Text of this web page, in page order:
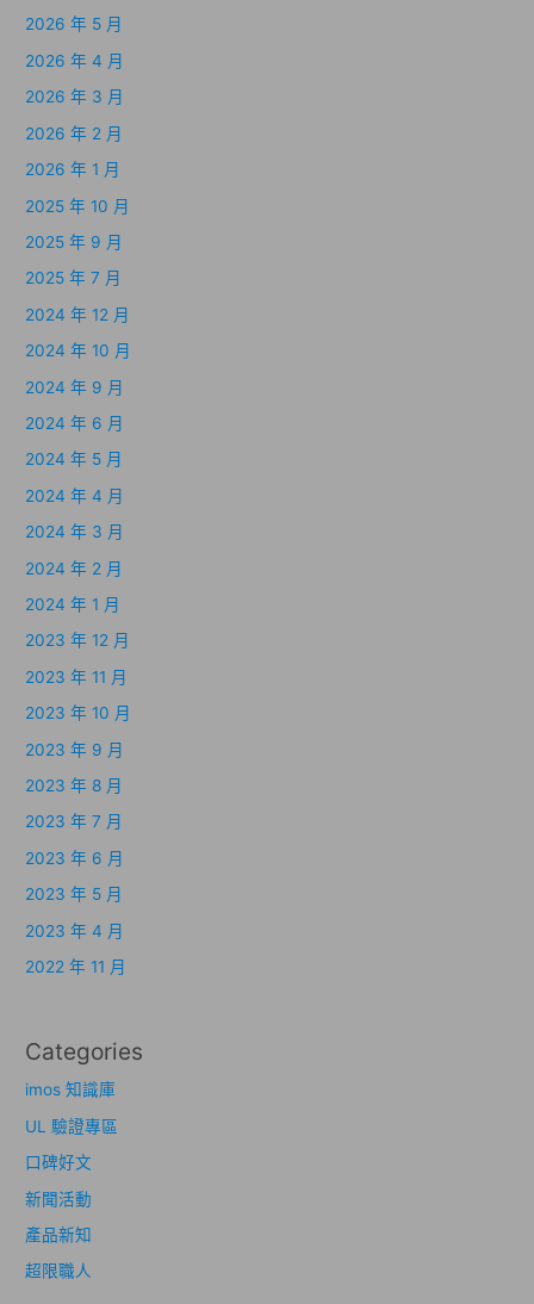
2026 年 5 月
2026 年 4 月
2026 年 3 月
2026 年 2 月
2026 年 1 月
2025 年 10 月
2025 年 9 月
2025 年 7 月
2024 年 12 月
2024 年 10 月
2024 年 9 月
2024 年 6 月
2024 年 5 月
2024 年 4 月
2024 年 3 月
2024 年 2 月
2024 年 1 月
2023 年 12 月
2023 年 11 月
2023 年 10 月
2023 年 9 月
2023 年 8 月
2023 年 7 月
2023 年 6 月
2023 年 5 月
2023 年 4 月
2022 年 11 月
Categories
imos 知識庫
UL 驗證專區
口碑好文
新聞活動
產品新知
超限職人